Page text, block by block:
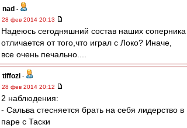
nad -
28 фев 2014 20:13
Надеюсь сегодняшний состав наших соперника
отличается от того,что играл с Локо? Иначе,
все очень печально....
tiffozi -
28 фев 2014 20:12
2 наблюдения:
- Сальва стесняется брать на себя лидерство в
паре с Таски